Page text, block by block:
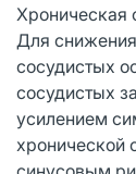
Хроническая
Для
сосудистых
сосудистых
усилением
хронической